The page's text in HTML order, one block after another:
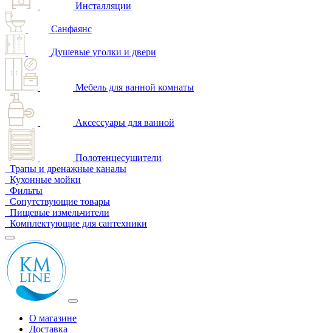
Инсталляции
Санфаянс
Душевые уголки и двери
Мебель для ванной комнаты
Аксессуары для ванной
Полотенцесушители
Трапы и дренажные каналы
Кухонные мойки
Фильты
Сопутствующие товары
Пищевые измельчители
Комплектующие для сантехники
О магазине
Доставка